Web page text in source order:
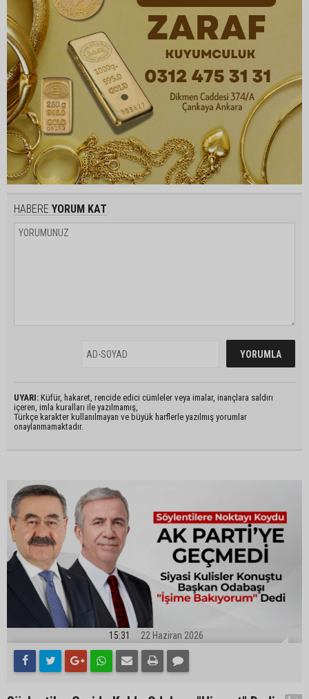
HABERE YORUM KAT
UYARI: Küfür, hakaret, rencide edici cümleler veya imalar, inançlara saldırı
içeren, imla kuralları ile yazılmamış,
Türkçe karakter kullanılmayan ve büyük harflerle yazılmış yorumlar
onaylanmamaktadır.
15:31 22 Haziran 2026